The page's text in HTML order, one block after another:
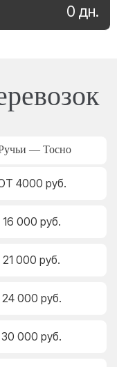
0 дн.
— Тосно
4000 руб.
16 000 руб.
21 000 руб.
24 000 руб.
30 000 руб.